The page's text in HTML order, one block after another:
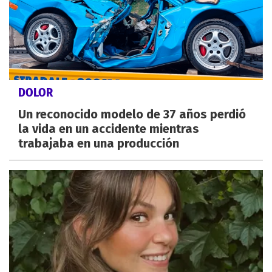
DOLOR
Un reconocido modelo de 37 años perdió
la vida en un accidente mientras
trabajaba en una producción